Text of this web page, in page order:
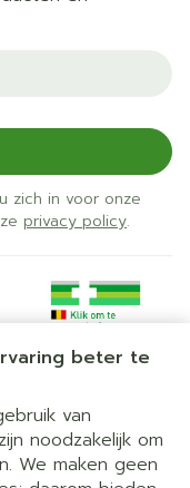
beter te
van
noodzakelijk om
We maken geen
zich in voor onze
privacy policy.